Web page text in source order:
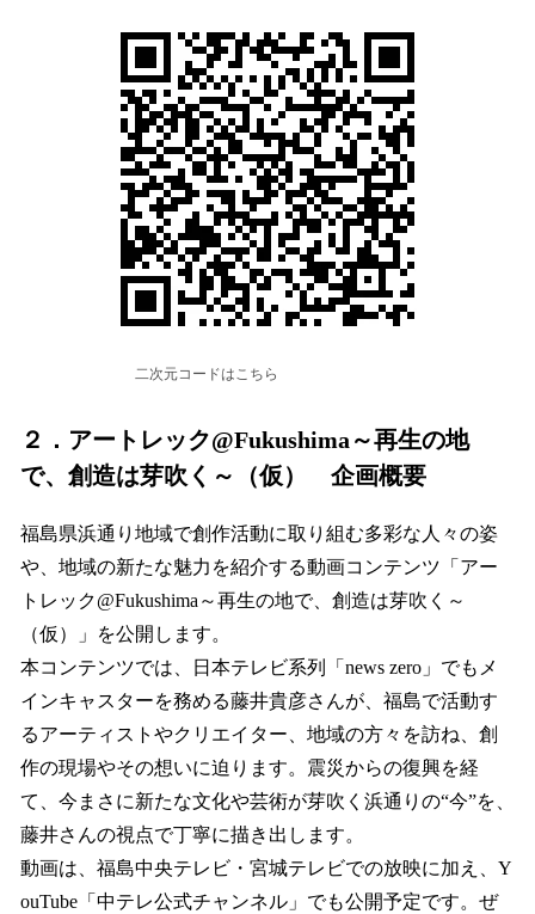
二次元コードはこちら
２．アートレック@Fukushima～再生の地
で、創造は芽吹く～（仮） 企画概要
福島県浜通り地域で創作活動に取り組む多彩な人々の姿
や、地域の新たな魅力を紹介する動画コンテンツ「アー
トレック@Fukushima～再生の地で、創造は芽吹く～
（仮）」を公開します。
本コンテンツでは、日本テレビ系列「news zero」でもメ
インキャスターを務める藤井貴彦さんが、福島で活動す
るアーティストやクリエイター、地域の方々を訪ね、創
作の現場やその想いに迫ります。震災からの復興を経
て、今まさに新たな文化や芸術が芽吹く浜通りの“今”を、
藤井さんの視点で丁寧に描き出します。
動画は、福島中央テレビ・宮城テレビでの放映に加え、Y
ouTube「中テレ公式チャンネル」でも公開予定です。ぜ